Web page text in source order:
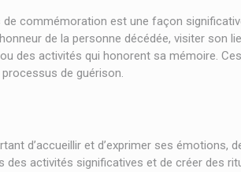
de commémoration est une façon
de la personne décédée, visiter son
des activités qui honorent sa mémoire.
de guérison.
d’accueillir et d’exprimer ses
des activités significatives et de créer